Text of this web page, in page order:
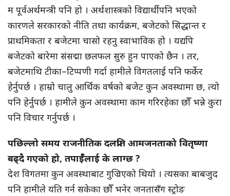
म पूर्वअर्थमन्त्री पनि हो । अर्थशास्त्रको विद्यार्थी पनि भएको
कारणले सरकारको नीति तथा कार्यक्रम, बजेटको सिद्धान्त र
प्राथमिकता र बजेटमा चासो रहनु स्वाभाविक हो । यद्यपि
बजेटको बारेमा संसद्मा छलफल सुरु हुन पाएको छैन । तर,
बजेटमाथि टीका–टिप्पणी गर्दा हामीले विगतलाई पनि फर्केर
हेर्नुपर्छ । हाम्रो चालु आर्थिक वर्षको बजेट कुन अवस्थामा छ, त्यो
पनि हेर्नुपर्छ । हामीले कुन अवस्थामा काम गरिरहेका छौँ भन्ने कुरा
पनि विचार गर्नुपर्छ ।
पछिल्लो समय राजनीतिक दलप्रति आमजनताको वितृष्णा
बढ्दै गएको हो, तपाईँलाई के लाग्छ ?
देश विगतमा कुन अवस्थाबाट गुज्रिएको थियो । त्यसका बाबजुद
पनि हामीले यति गर्न सकेका छौँ भनेर जनतासँग स्ट्रोङ